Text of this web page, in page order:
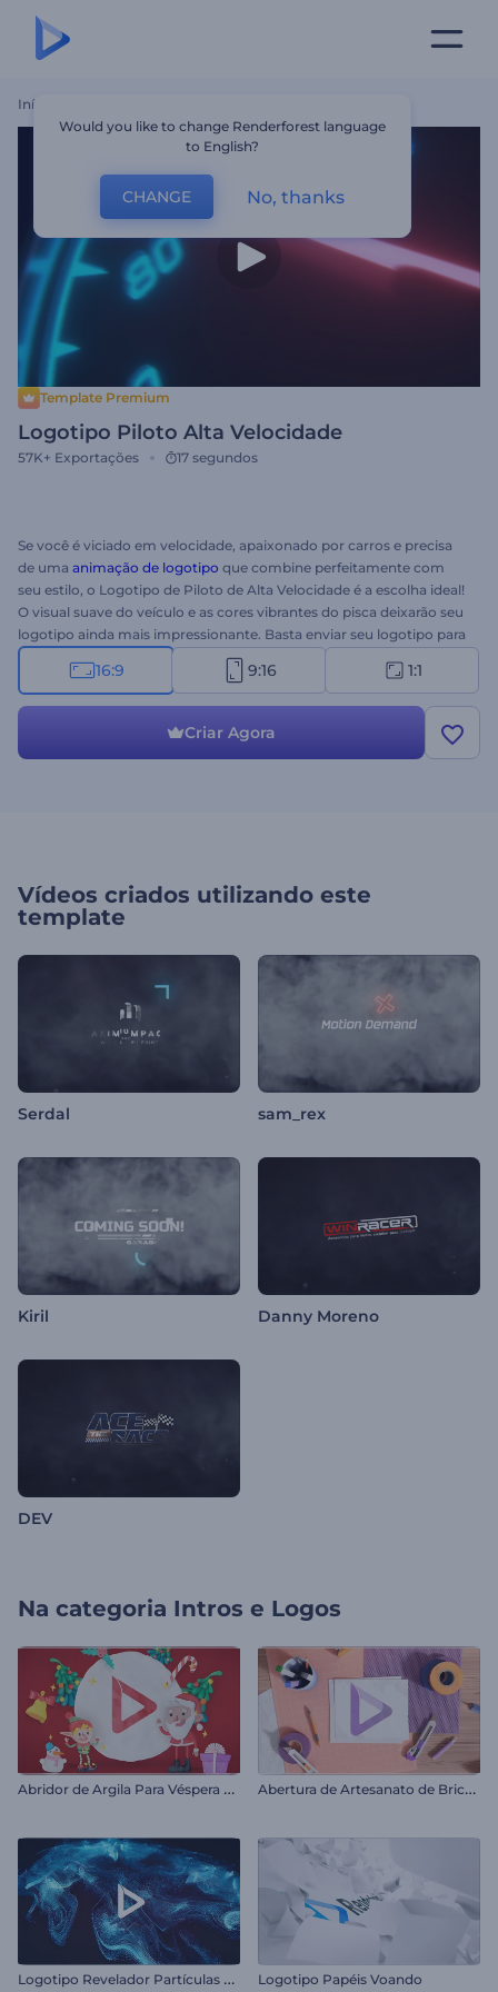
Início
Template Premium
Logotipo Piloto Alta Velocidade
57K+ Exportações 17 segundos
Se você é viciado em velocidade, apaixonado por carros e precisa
de uma animação de logotipo que combine perfeitamente com
seu estilo, o Logotipo de Piloto de Alta Velocidade é a escolha ideal!
O visual suave do veículo e as cores vibrantes do pisca deixarão seu
logotipo ainda mais impressionante. Basta enviar seu logotipo para
criar a animação mais eficaz de todos os tempos. Perfeito para
comerciais de TV, canais do YouTube, aberturas de apresentações e
16:9 9:16 1:1
Criar Agora
Vídeos criados utilizando este
template
Serdal sam_rex
Kiril Danny Moreno
DEV
Na categoria Intros e Logos
A
bridor de Argila Para Véspera de Natal A
bertura de Artesanato de Bricolagem
L
ogotipo Revelador Partículas Girando Logotipo Papéis Voando
Would you like to change Renderforest language
to English?
CHANGE No, thanks